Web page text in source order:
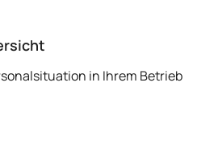
in Ihrem Betrieb